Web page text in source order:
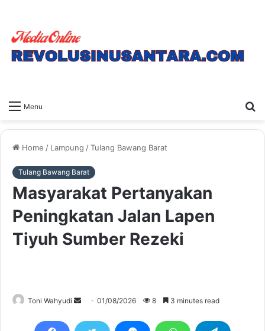
Menu
Home / Lampung /Tulang Bawang Barat
Tulang Bawang Barat
Masyarakat Pertanyakan
Peningkatan Jalan Lapen
Tiyuh Sumber Rezeki
Toni Wahyudi
Send
email
01/08/2026 8 3 minutes read